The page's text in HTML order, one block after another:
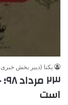
یکتا (دبیر بخش خبری
است